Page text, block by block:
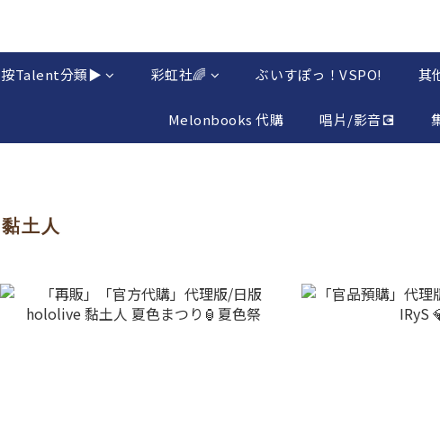
按Talent分類▶️ 彩虹社🌈 ぶいすぽっ！VSPO! 其
Melonbooks 代購 唱片/影音💽
黏土人